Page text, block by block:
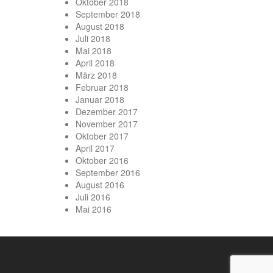
September 2018
August 2018
Juli 2018
Mai 2018
April 2018
März 2018
Februar 2018
Januar 2018
Dezember 2017
November 2017
Oktober 2017
April 2017
Oktober 2016
September 2016
August 2016
Juli 2016
Mai 2016